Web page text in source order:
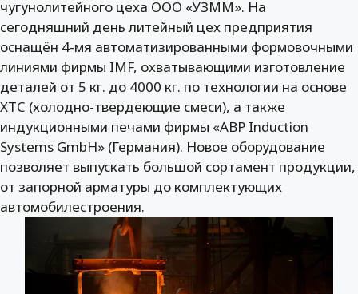
чугунолитейного цеха ООО «УЗММ». На
сегодняшний день литейный цех предприятия
оснащён 4-мя автоматизированными формовочными
линиями фирмы IMF, охватывающими изготовление
деталей от 5 кг. до 4000 кг. по технологии на основе
XTC (холодно-твердеющие смеси), а также
индукционными печами фирмы «ABP Induction
Systems GmbH» (Германия). Новое оборудование
позволяет выпускать большой сортамент продукции,
от запорной арматуры до комплектующих
автомобилестроения.